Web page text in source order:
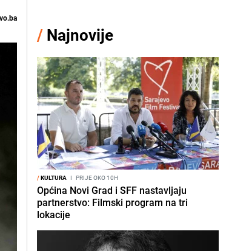
/ Najnovije
/KULTURA I PRIJE OKO 10H
Općina Novi Grad i SFF nastavljaju
partnerstvo: Filmski program na tri
lokacije